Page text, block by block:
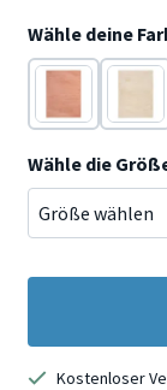
Wähle deine
Rosa Beige
Wähle die
Kostenloser